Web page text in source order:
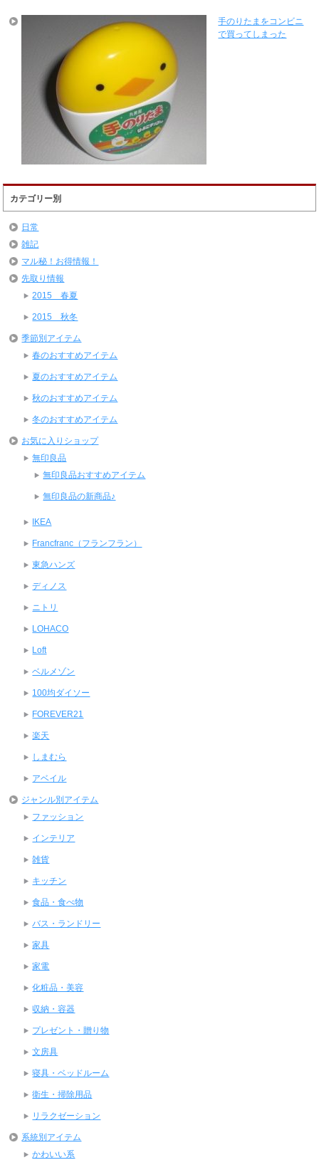
手のりたまをコンビニ
で買ってしまった
カテゴリー別
日常
雑記
マル秘！お得情報！
先取り情報
2015 春夏
2015 秋冬
季節別アイテム
春のおすすめアイテム
夏のおすすめアイテム
秋のおすすめアイテム
冬のおすすめアイテム
お気に入りショップ
無印良品
無印良品おすすめアイテム
無印良品の新商品♪
IKEA
Francfranc（フランフラン）
東急ハンズ
ディノス
ニトリ
LOHACO
Loft
ベルメゾン
100均ダイソー
FOREVER21
楽天
しまむら
アベイル
ジャンル別アイテム
ファッション
インテリア
雑貨
キッチン
食品・食べ物
バス・ランドリー
家具
家電
化粧品・美容
収納・容器
プレゼント・贈り物
文房具
寝具・ベッドルーム
衛生・掃除用品
リラクゼーション
系統別アイテム
かわいい系